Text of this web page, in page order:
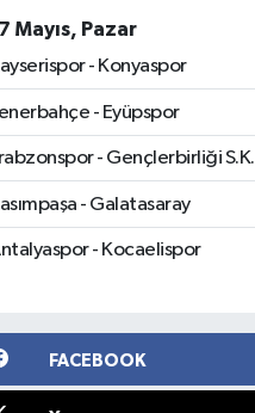
Mayıs, Pazar
- Konyaspor
- Eyüpspor
- Gençlerbirliği S.K.
- Galatasaray
- Kocaelispor
FACEBOOK